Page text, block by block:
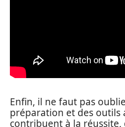
Enfin, il ne faut pas
préparation et des outils
contribuent à la réussite,